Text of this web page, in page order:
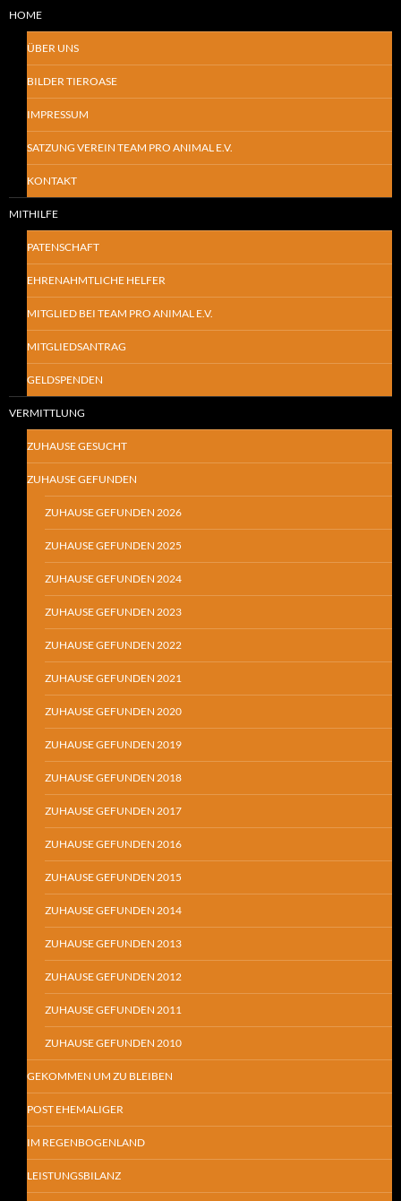
HOME
ÜBER UNS
BILDER TIEROASE
IMPRESSUM
SATZUNG VEREIN TEAM PRO ANIMAL E.V.
KONTAKT
MITHILFE
PATENSCHAFT
EHRENAHMTLICHE HELFER
MITGLIED BEI TEAM PRO ANIMAL E.V.
MITGLIEDSANTRAG
GELDSPENDEN
VERMITTLUNG
ZUHAUSE GESUCHT
ZUHAUSE GEFUNDEN
ZUHAUSE GEFUNDEN 2026
ZUHAUSE GEFUNDEN 2025
ZUHAUSE GEFUNDEN 2024
ZUHAUSE GEFUNDEN 2023
ZUHAUSE GEFUNDEN 2022
ZUHAUSE GEFUNDEN 2021
ZUHAUSE GEFUNDEN 2020
ZUHAUSE GEFUNDEN 2019
ZUHAUSE GEFUNDEN 2018
ZUHAUSE GEFUNDEN 2017
ZUHAUSE GEFUNDEN 2016
ZUHAUSE GEFUNDEN 2015
ZUHAUSE GEFUNDEN 2014
ZUHAUSE GEFUNDEN 2013
ZUHAUSE GEFUNDEN 2012
ZUHAUSE GEFUNDEN 2011
ZUHAUSE GEFUNDEN 2010
GEKOMMEN UM ZU BLEIBEN
POST EHEMALIGER
IM REGENBOGENLAND
LEISTUNGSBILANZ